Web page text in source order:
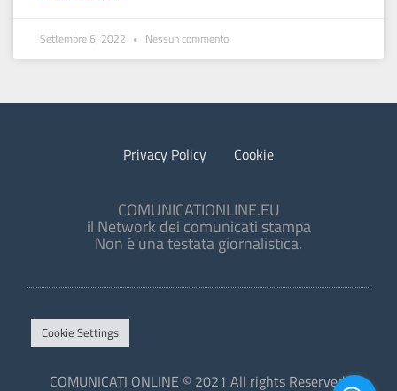
Settembre 6, 2022 Nessun commento
Privacy Policy Cookie
COMUNICATIONLINE.EU
il Network dei comunicati stampa
Non è una testata giornalistica.
Cookie Settings
COMUNICATI ONLINE © 2021 All rights Reserved.